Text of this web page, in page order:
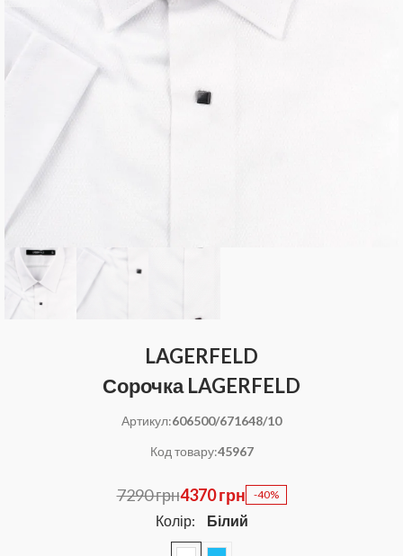
LAGERFELD
Сорочка LAGERFELD
Артикул:606500/671648/10
Код товару:45967
7290 грн4370 грн -40%
Колір: Білий